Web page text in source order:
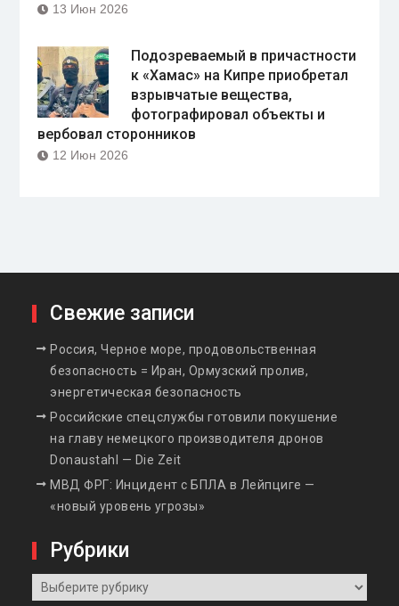
13 Июн 2026
Подозреваемый в причастности
к «Хамас» на Кипре приобретал
взрывчатые вещества,
фотографировал объекты и
вербовал сторонников
12 Июн 2026
Свежие записи
Россия, Черное море, продовольственная
безопасность = Иран, Ормузский пролив,
энергетическая безопасность
Российские спецслужбы готовили покушение
на главу немецкого производителя дронов
Donaustahl — Die Zeit
МВД ФРГ: Инцидент с БПЛА в Лейпциге —
«новый уровень угрозы»
Рубрики
Рубрики